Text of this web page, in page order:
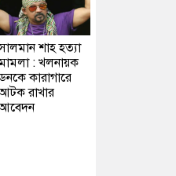
শাহ হত্যা
: খলনায়ক
কারাগারে
রাখার